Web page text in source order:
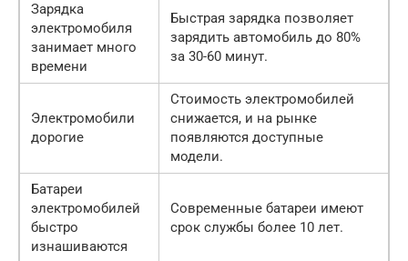
Зарядка
электромобиля
занимает много
времени
Быстрая зарядка позволяет
зарядить автомобиль до 80%
за 30-60 минут.
Электромобили
дорогие
Стоимость электромобилей
снижается, и на рынке
появляются доступные
модели.
Батареи
электромобилей
быстро
изнашиваются
Современные батареи имеют
срок службы более 10 лет.